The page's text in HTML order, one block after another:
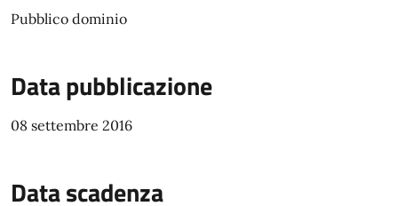
Pubblico dominio
Data pubblicazione
08 settembre 2016
Data scadenza